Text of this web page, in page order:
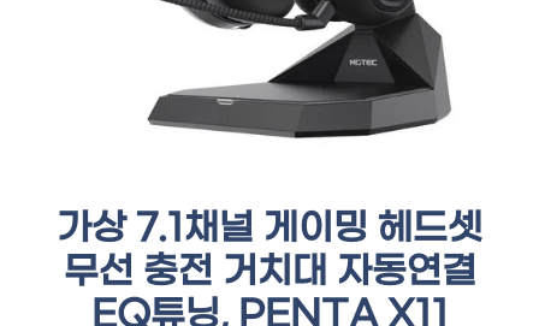
가상 7.1채널 게이밍 헤드셋
무선 충전 거치대 자동연결
EQ튜닝, PENTA X11